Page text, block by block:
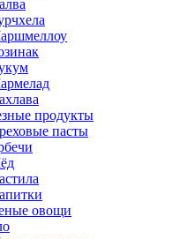
продукты
пасты
овощи